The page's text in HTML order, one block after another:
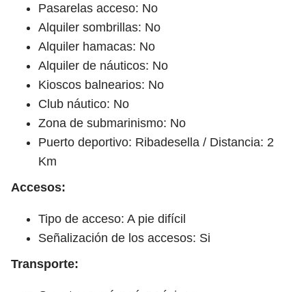
Pasarelas acceso: No
Alquiler sombrillas: No
Alquiler hamacas: No
Alquiler de náuticos: No
Kioscos balnearios: No
Club náutico: No
Zona de submarinismo: No
Puerto deportivo: Ribadesella / Distancia: 2
Km
Accesos:
Tipo de acceso: A pie difícil
Señalización de los accesos: Si
Transporte: